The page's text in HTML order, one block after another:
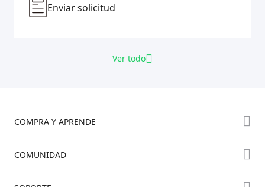
Enviar solicitud
Ver todo
COMPRA Y APRENDE
COMUNIDAD